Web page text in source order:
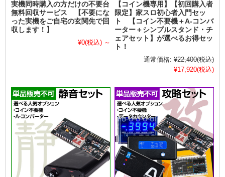
実機同時購入の方だけの不要台
無料回収サービス 【不要にな
った実機をご自宅の玄関先で回
収します！】
¥0(税込) ～
【コイン機専用】【初回購入者
限定】家スロ初心者入門セッ
ト 【コイン不要機＋A-コンバ
ーター＋シンプルスタンド・チ
ェアセット】が選べるお得セッ
ト！
通常価格: ¥22,400(税込)
¥17,920(税込)